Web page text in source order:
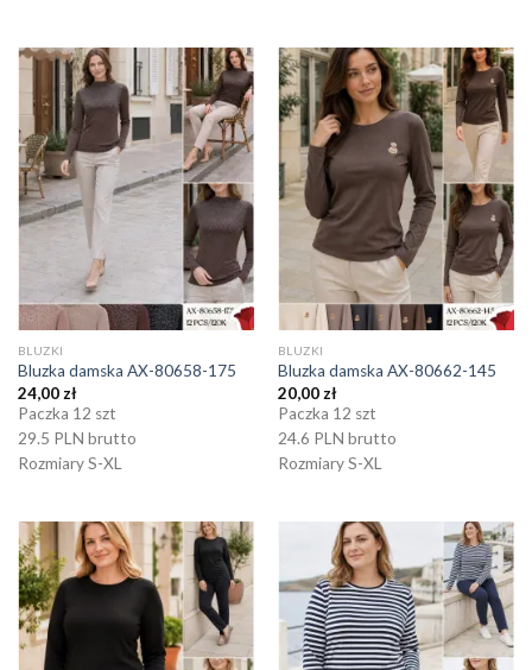
BLUZKI
Bluzka damska AX-80658-175
24,00 zł
Paczka 12 szt
29.5 PLN brutto
Rozmiary S-XL
BLUZKI
Bluzka damska AX-80662-145
20,00 zł
Paczka 12 szt
24.6 PLN brutto
Rozmiary S-XL